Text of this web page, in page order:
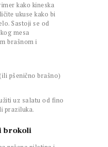
kako kineska
ukuse kako bi
Sastoji se od
mesa
brašnom i
pšenično brašno)
uz salatu od fino
praziluka.
brokoli